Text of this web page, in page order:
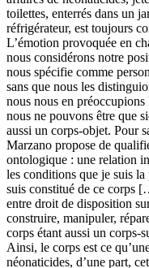
toilettes, enterrés dans un
réfrigérateur, est toujours
L’émotion provoquée en
nous considérons notre
nous spécifie comme
sans que nous les
nous nous en
nous ne pouvons être que
aussi un corps-objet. Pour
Marzano propose de
ontologique : une relation
les conditions que je suis
suis constitué de ce corps
entre droit de disposition
construire, manipuler,
corps étant aussi un
Ainsi, le corps est ce
néonaticides, d’une part,